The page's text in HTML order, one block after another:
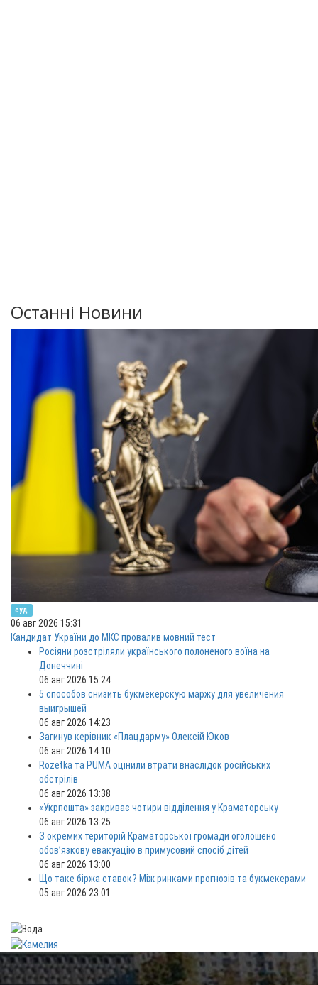
Останні Новини
суд
06 авг 2026 15:31
Кандидат України до МКС провалив мовний тест
Росіяни розстріляли українського полоненого воїна на
Донеччині
06 авг 2026 15:24
5 способов снизить букмекерскую маржу для увеличения
выигрышей
06 авг 2026 14:23
Загинув керівник «Плацдарму» Олексій Юков
06 авг 2026 14:10
Rozetka та PUMA оцінили втрати внаслідок російських
обстрілів
06 авг 2026 13:38
«Укрпошта» закриває чотири відділення у Краматорську
06 авг 2026 13:25
З окремих територій Краматорської громади оголошено
обов’язкову евакуацію в примусовий спосіб дітей
06 авг 2026 13:00
Що таке біржа ставок? Між ринками прогнозів та букмекерами
05 авг 2026 23:01